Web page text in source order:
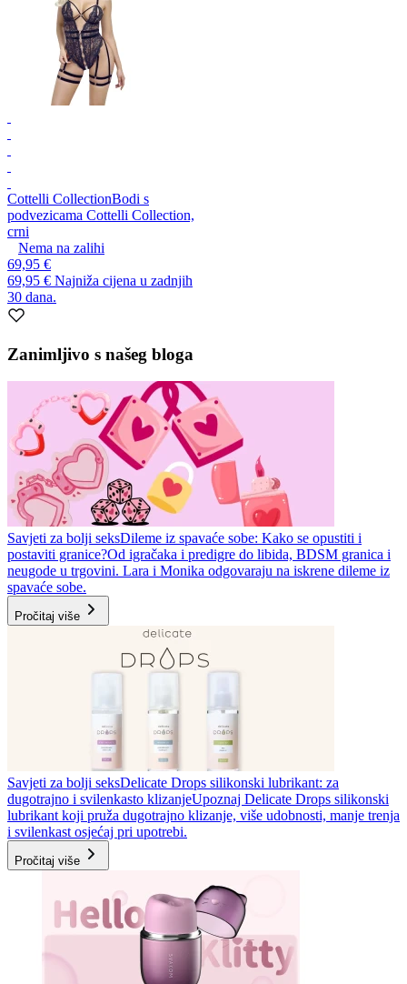
Cottelli CollectionBodi s
podvezicama Cottelli Collection,
crni
Nema na zalihi
69,95 €
69,95 € Najniža cijena u zadnjih
30 dana.
Zanimljivo s našeg bloga
Savjeti za bolji seksDileme iz spavaće sobe: Kako se opustiti i
postaviti granice?Od igračaka i predigre do libida, BDSM granica i
neugode u trgovini. Lara i Monika odgovaraju na iskrene dileme iz
spavaće sobe.
Pročitaj više
Savjeti za bolji seksDelicate Drops silikonski lubrikant: za
dugotrajno i svilenkasto klizanjeUpoznaj Delicate Drops silikonski
lubrikant koji pruža dugotrajno klizanje, više udobnosti, manje trenja
i svilenkast osjećaj pri upotrebi.
Pročitaj više